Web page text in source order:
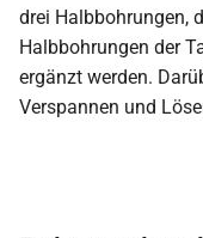
drei Halbbohrungen,
Halbbohrungen der
ergänzt werden.
Verspannen und